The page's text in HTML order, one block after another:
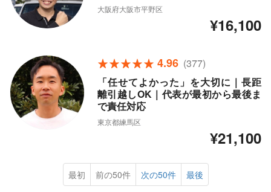
大阪府大阪市平野区
¥16,100
4.96 (377)
「任せてよかった」を大切に｜長距
離引越しOK｜代表が最初から最後ま
で責任対応
東京都練馬区
¥21,100
最初 前の50件 次の50件 最後